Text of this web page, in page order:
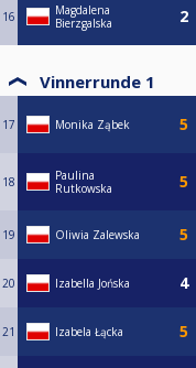
16
Magdalena
Bierzgalska
Vinnerrunde 1
17 Monika Ząbek
18
Paulina
Rutkowska
19 Oliwia Zalewska
20 Izabella Jońska
21 Izabela Łącka